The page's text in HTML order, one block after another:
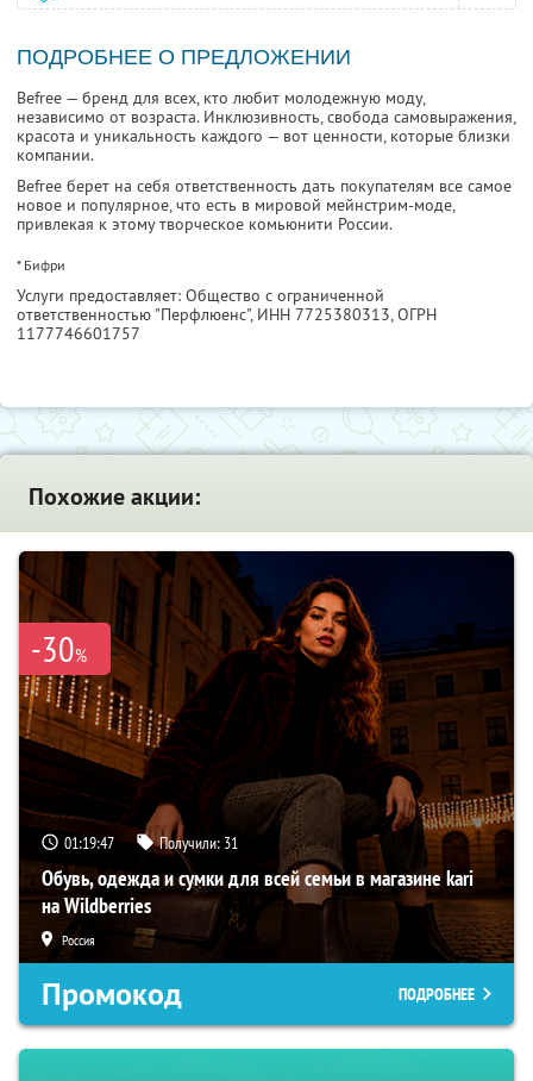
ПОДРОБНЕЕ О ПРЕДЛОЖЕНИИ
Befree — бренд для всех, кто любит молодежную моду,
независимо от возраста. Инклюзивность, свобода самовыражения,
красота и уникальность каждого — вот ценности, которые близки
компании.
Befree берет на себя ответственность дать покупателям все самое
новое и популярное, что есть в мировой мейнстрим-моде,
привлекая к этому творческое комьюнити России.
* Бифри
Услуги предоставляет: Общество с ограниченной
ответственностью "Перфлюенс", ИНН 7725380313, ОГРН
1177746601757
Похожие акции:
-30%
01:19:46 Получили: 31
Обувь, одежда и сумки для всей семьи в магазине kari
на Wildberries
Россия
Промокод ПОДРОБНЕЕ